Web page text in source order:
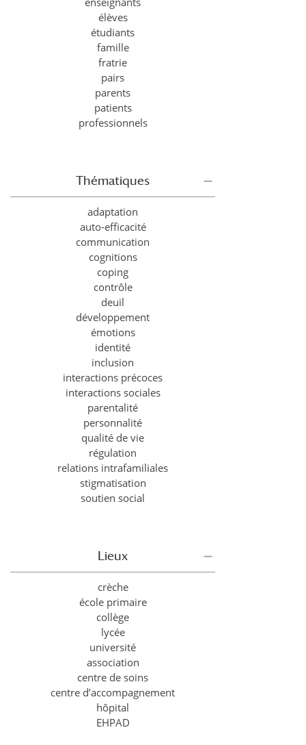
élèves
étudiants
famille
fratrie
pairs
parents
patients
professionnels
Thématiques
adaptation
auto-efficacité
communication
cognitions
coping
contrôle
deuil
développement
émotions
identité
inclusion
interactions précoces
interactions sociales
parentalité
personnalité
qualité de vie
régulation
relations intrafamiliales
stigmatisation
soutien social
Lieux
crèche
école primaire
collège
lycée
université
association
centre de soins
centre d’accompagnement
hôpital
EHPAD